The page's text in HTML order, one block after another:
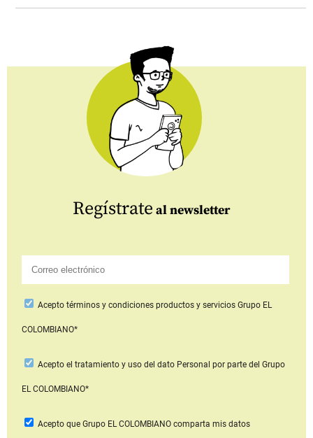
Regístrate al newsletter
Aceptotérminos y condiciones productos y serviciosGrupo EL
COLOMBIANO*
Acepto el tratamiento y uso del dato Personal por parte del Grupo
EL COLOMBIANO*
Acepto que Grupo EL COLOMBIANOcomparta mis datos